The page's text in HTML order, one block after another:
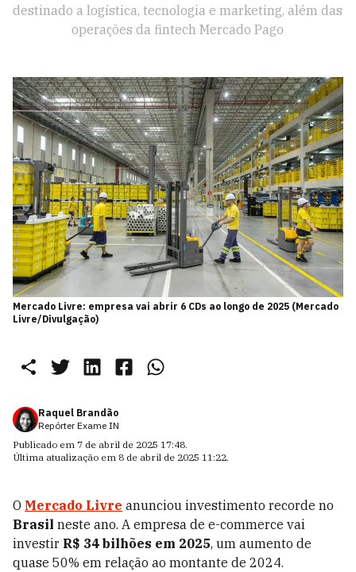
destinado a logística, tecnologia e marketing, além das
operações da fintech Mercado Pago
Mercado Livre: empresa vai abrir 6 CDs ao longo de 2025 (Mercado
Livre/Divulgação)
Raquel Brandão
Repórter Exame IN
Publicado em 7 de abril de 2025 17:48.
Última atualização em 8 de abril de 2025 11:22.
O Mercado Livre anunciou investimento recorde no
Brasil neste ano. A empresa de e-commerce vai
investir R$ 34 bilhões em 2025, um aumento de
quase 50% em relação ao montante de 2024.